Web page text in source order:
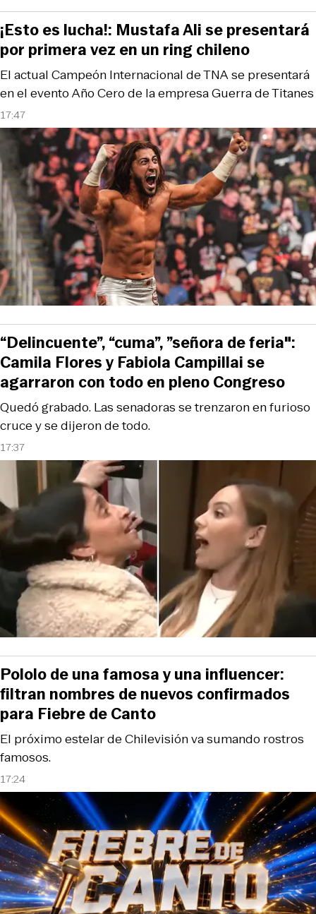
17:47
El actual Campeón Internacional de TNA se presentará
en el evento Año Cero de la empresa Guerra de Titanes
¡Esto es lucha!: Mustafa Ali se presentará
por primera vez en un ring chileno
17:37
Quedó grabado. Las senadoras se trenzaron en furioso
cruce y se dijeron de todo.
“Delincuente”, “cuma”, ”señora de feria":
Camila Flores y Fabiola Campillai se
agarraron con todo en pleno Congreso
17:24
El próximo estelar de Chilevisión va sumando rostros
famosos.
Pololo de una famosa y una influencer:
filtran nombres de nuevos confirmados
para Fiebre de Canto